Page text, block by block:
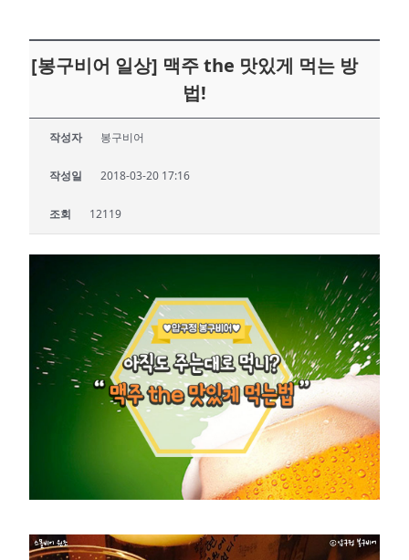
[봉구비어 일상] 맥주 the 맛있게 먹는 방
법!
작성자 봉구비어
작성일 2018-03-20 17:16
조회 12119